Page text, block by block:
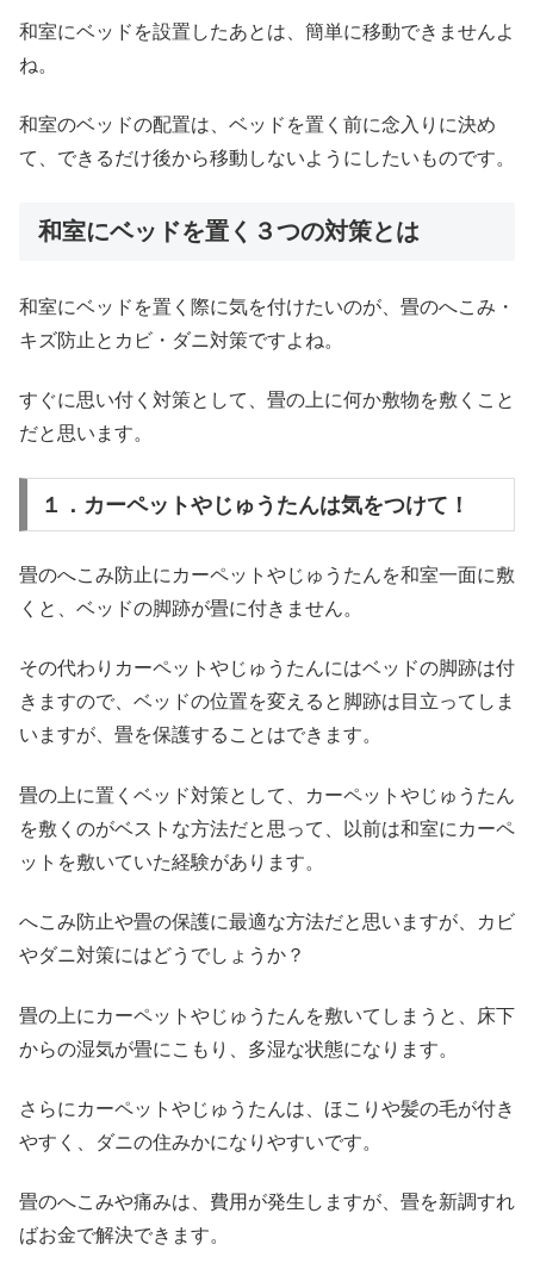
和室にベッドを設置したあとは、簡単に移動できませんよ
ね。
和室のベッドの配置は、ベッドを置く前に念入りに決め
て、できるだけ後から移動しないようにしたいものです。
和室にベッドを置く３つの対策とは
和室にベッドを置く際に気を付けたいのが、畳のへこみ・
キズ防止とカビ・ダニ対策ですよね。
すぐに思い付く対策として、畳の上に何か敷物を敷くこと
だと思います。
１．カーペットやじゅうたんは気をつけて！
畳のへこみ防止にカーペットやじゅうたんを和室一面に敷
くと、ベッドの脚跡が畳に付きません。
その代わりカーペットやじゅうたんにはベッドの脚跡は付
きますので、ベッドの位置を変えると脚跡は目立ってしま
いますが、畳を保護することはできます。
畳の上に置くベッド対策として、カーペットやじゅうたん
を敷くのがベストな方法だと思って、以前は和室にカーペ
ットを敷いていた経験があります。
へこみ防止や畳の保護に最適な方法だと思いますが、カビ
やダニ対策にはどうでしょうか？
畳の上にカーペットやじゅうたんを敷いてしまうと、床下
からの湿気が畳にこもり、多湿な状態になります。
さらにカーペットやじゅうたんは、ほこりや髪の毛が付き
やすく、ダニの住みかになりやすいです。
畳のへこみや痛みは、費用が発生しますが、畳を新調すれ
ばお金で解決できます。